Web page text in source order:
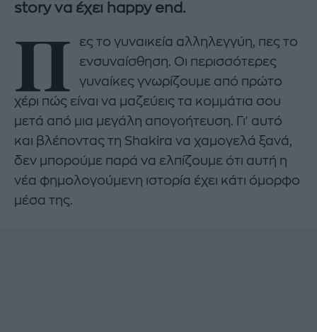
story να έχει happy end.
Π
ες το γυναικεία αλληλεγγύη, πες το
ενσυναίσθηση. Οι περισσότερες
γυναίκες γνωρίζουμε από πρώτο
χέρι πώς είναι να μαζεύεις τα κομμάτια σου
μετά από μια μεγάλη απογοήτευση. Γι' αυτό
και βλέποντας τη Shakira να χαμογελά ξανά,
δεν μπορούμε παρά να ελπίζουμε ότι αυτή η
νέα φημολογούμενη ιστορία έχει κάτι όμορφο
μέσα της.